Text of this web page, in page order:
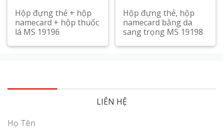
Hộp đựng thẻ + hộp
namecard + hộp thuốc
lá MS 19196
Xem chi tiết
Hộp đựng thẻ, hộp
namecard bằng da
sang trọng MS 19198
Xem chi tiết
LIÊN HỆ